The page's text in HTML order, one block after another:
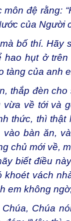
Thánh Lu-
đệ rằng:
của Người
bố thí. Hãy
hụt ở trên
tàng của anh
thắp đèn
về tới và
thức, thì
bàn ăn,
chủ mới về,
biết điều
vách
em không